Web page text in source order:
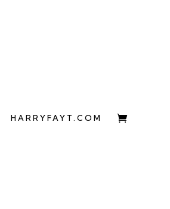
HARRYFAYT.COM